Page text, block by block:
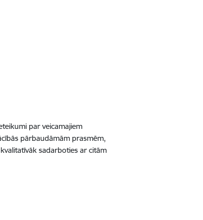
par veicamajiem
pārbaudāmām prasmēm,
sadarboties ar citām